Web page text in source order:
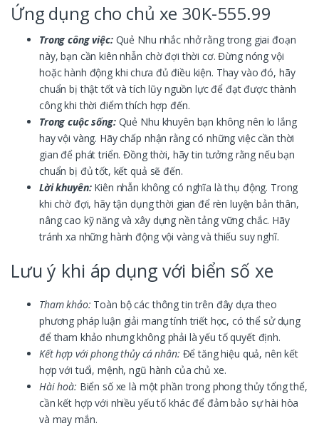
Ứng dụng cho chủ xe 30K-555.99
Trong công việc:Quẻ Nhu nhắc nhở rằng trong giai đoạn
này, bạn cần kiên nhẫn chờ đợi thời cơ. Đừng nóng vội
hoặc hành động khi chưa đủ điều kiện. Thay vào đó, hãy
chuẩn bị thật tốt và tích lũy nguồn lực để đạt được thành
công khi thời điểm thích hợp đến.
Trong cuộc sống:Quẻ Nhu khuyên bạn không nên lo lắng
hay vội vàng. Hãy chấp nhận rằng có những việc cần thời
gian để phát triển. Đồng thời, hãy tin tưởng rằng nếu bạn
chuẩn bị đủ tốt, kết quả sẽ đến.
Lời khuyên:Kiên nhẫn không có nghĩa là thụ động. Trong
khi chờ đợi, hãy tận dụng thời gian để rèn luyện bản thân,
nâng cao kỹ năng và xây dựng nền tảng vững chắc. Hãy
tránh xa những hành động vội vàng và thiếu suy nghĩ.
Lưu ý khi áp dụng với biển số xe
Tham khảo: Toàn bộ các thông tin trên đây dựa theo
phương pháp luận giải mang tính triết học, có thể sử dụng
để tham khảo nhưng không phải là yếu tố quyết định.
Kết hợp với phong thủy cá nhân: Để tăng hiệu quả, nên kết
hợp với tuổi, mệnh, ngũ hành của chủ xe.
Hài hoà: Biển số xe là một phần trong phong thủy tổng thể,
cần kết hợp với nhiều yếu tố khác để đảm bảo sự hài hòa
và may mắn.